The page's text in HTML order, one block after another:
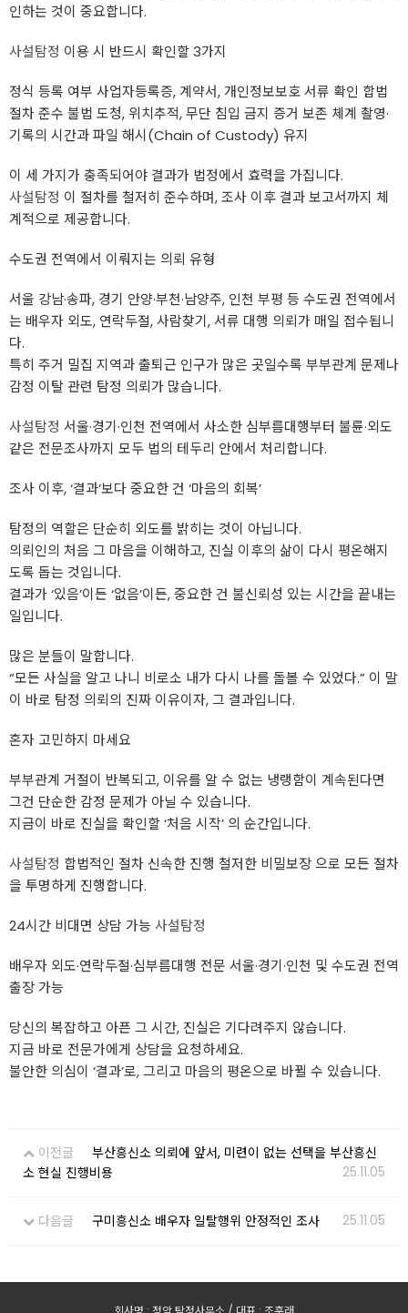
인하는 것이 중요합니다.
사설탐정 이용 시 반드시 확인할 3가지
정식 등록 여부 사업자등록증, 계약서, 개인정보보호 서류 확인 합법
절차 준수 불법 도청, 위치추적, 무단 침입 금지 증거 보존 체계 촬영·
기록의 시간과 파일 해시(Chain of Custody) 유지
이 세 가지가 충족되어야 결과가 법정에서 효력을 가집니다.
사설탐정 이 절차를 철저히 준수하며, 조사 이후 결과 보고서까지 체
계적으로 제공합니다.
수도권 전역에서 이뤄지는 의뢰 유형
서울 강남·송파, 경기 안양·부천·남양주, 인천 부평 등 수도권 전역에서
는 배우자 외도, 연락두절, 사람찾기, 서류 대행 의뢰가 매일 접수됩니
다.
특히 주거 밀집 지역과 출퇴근 인구가 많은 곳일수록 부부관계 문제나
감정 이탈 관련 탐정 의뢰가 많습니다.
사설탐정 서울·경기·인천 전역에서 사소한 심부름대행부터 불륜·외도
같은 전문조사까지 모두 법의 테두리 안에서 처리합니다.
조사 이후, ‘결과’보다 중요한 건 ‘마음의 회복’
탐정의 역할은 단순히 외도를 밝히는 것이 아닙니다.
의뢰인의 처음 그 마음을 이해하고, 진실 이후의 삶이 다시 평온해지
도록 돕는 것입니다.
결과가 ‘있음’이든 ‘없음’이든, 중요한 건 불신뢰성 있는 시간을 끝내는
일입니다.
많은 분들이 말합니다.
“모든 사실을 알고 나니 비로소 내가 다시 나를 돌볼 수 있었다.” 이 말
이 바로 탐정 의뢰의 진짜 이유이자, 그 결과입니다.
혼자 고민하지 마세요
부부관계 거절이 반복되고, 이유를 알 수 없는 냉랭함이 계속된다면
그건 단순한 감정 문제가 아닐 수 있습니다.
지금이 바로 진실을 확인할 ‘처음 시작’ 의 순간입니다.
사설탐정 합법적인 절차 신속한 진행 철저한 비밀보장 으로 모든 절차
을 투명하게 진행합니다.
24시간 비대면 상담 가능 사설탐정
배우자 외도·연락두절·심부름대행 전문 서울·경기·인천 및 수도권 전역
출장 가능
당신의 복잡하고 아픈 그 시간, 진실은 기다려주지 않습니다.
지금 바로 전문가에게 상담을 요청하세요.
불안한 의심이 ‘결과’로, 그리고 마음의 평온으로 바뀔 수 있습니다.
이전글
부산흥신소 의뢰에 앞서, 미련이 없는 선택을 부산흥신
소 현실 진행비용
25.11.05
다음글 구미흥신소 배우자 일탈행위 안정적인 조사 25.11.05